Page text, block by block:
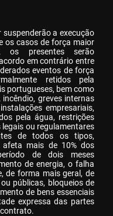
a execução
os casos de força maior
os presentes serão
em contrário entre
eventos de força
retidos pela
portugueses, bem como
greves internas
empresariais,
pela água, restrições
ou regulamentares
de todos os tipos,
afeta mais de 10% dos
de dois meses
de energia, o falha
de forma mais geral, de
públicas, bloqueios de
de bens essenciais
expressa das partes